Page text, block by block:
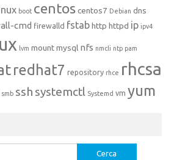
boot centoscentos7 Debian dns
cmd firewalld fstabhttp httpd ip ipv4
lvm mountmysql nfs nmcli ntp pam
redhat7 repository rhce rhcsa
smb ssh systemctl Systemd vm yum